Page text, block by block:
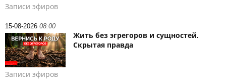
Записи эфиров
15-08-2026 08:00
Жить без эгрегоров и сущностей.
Скрытая правда
Записи эфиров